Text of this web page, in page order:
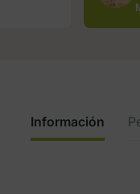
Información